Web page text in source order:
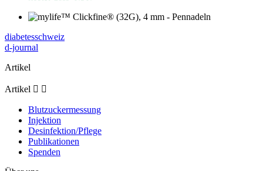
diabetesschweiz
d-journal
Artikel
Artikel  
Blutzuckermessung
Injektion
Desinfektion/Pflege
Publikationen
Spenden